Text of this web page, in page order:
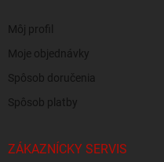
Môj profil
Moje objednávky
Spôsob doručenia
Spôsob platby
ZÁKAZNÍCKY SERVIS